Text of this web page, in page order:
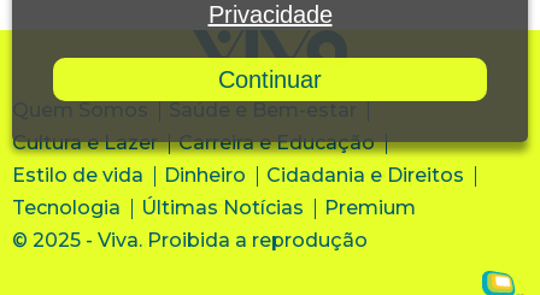
Quem Somos
Saúde e Bem-estar
Cultura e Lazer
Carreira e Educação
Estilo de vida
Dinheiro
Cidadania e Direitos
Tecnologia
Últimas Notícias
Premium
© 2025 - Viva. Proibida a reprodução
Privacidade
Continuar